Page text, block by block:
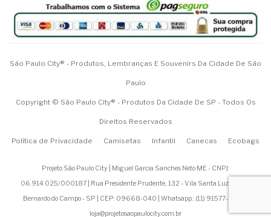
São Paulo City® - Produtos, Lembranças E Souvenirs Da Cidade De São
Paulo
Copyright © São Paulo City® - Produtos Da Cidade De SP - Todos Os
Direitos Reservados
Política de Privacidade Camisetas Infantil Canecas Ecobags
Projeto São Paulo City | Miguel Garcia Sanches Neto ME - CNPJ:
06.914.025/000187 | Rua Presidente Prudente, 132 - Vila Santa Luzia - São
Bernardo do Campo - SP | CEP: 09668-040 | Whatsapp.: (11) 91577-1200
loja@projetosaopaulocity.com.br